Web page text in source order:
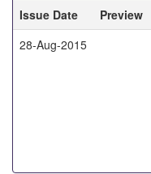
Issue Date
Preview
28-Aug-2015